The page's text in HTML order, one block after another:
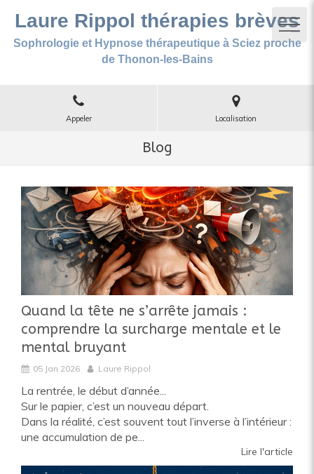
Laure Rippol thérapies brèves
Sophrologie et Hypnose thérapeutique à Sciez proche
de Thonon-les-Bains
Appeler Localisation
Blog
Quand la tête ne s’arrête jamais :
comprendre la surcharge mentale et le
mental bruyant
05 Jan 2026 Laure Rippol
La rentrée, le début d’année...
Sur le papier, c’est un nouveau départ.
Dans la réalité, c’est souvent tout l’inverse à l’intérieur :
une accumulation de pe...
Lire l'article